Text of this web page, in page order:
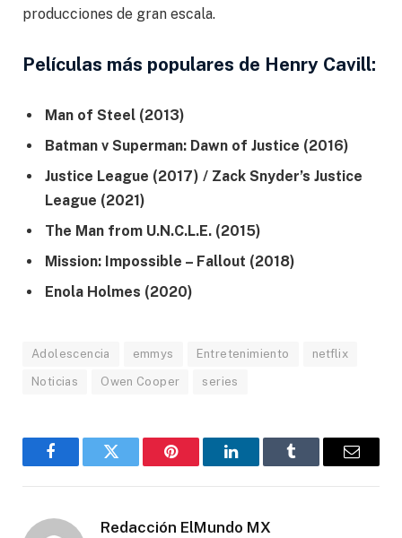
producciones de gran escala.
Películas más populares de Henry Cavill:
Man of Steel (2013)
Batman v Superman: Dawn of Justice (2016)
Justice League (2017) / Zack Snyder’s Justice
League (2021)
The Man from U.N.C.L.E. (2015)
Mission: Impossible – Fallout (2018)
Enola Holmes (2020)
Adolescencia emmys Entretenimiento netflix
Noticias Owen Cooper series
FacebookGorjeo Pinterest LinkedInTumblr
Correo
Redacción ElMundo MX